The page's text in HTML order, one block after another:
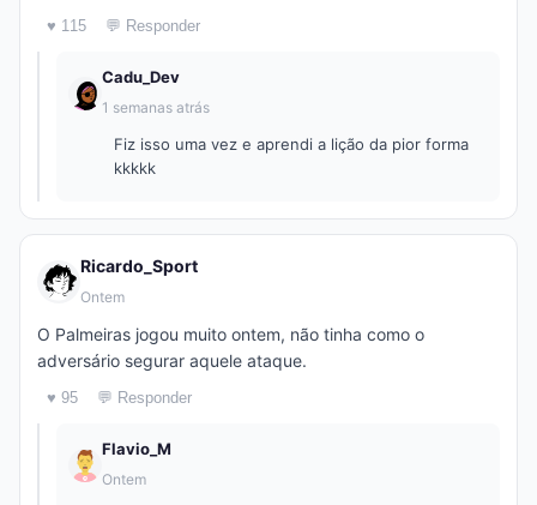
♥ 115 💬 Responder
Cadu_Dev
1 semanas atrás
Fiz isso uma vez e aprendi a lição da pior forma
kkkkk
Ricardo_Sport
Ontem
O Palmeiras jogou muito ontem, não tinha como o
adversário segurar aquele ataque.
♥ 95 💬 Responder
Flavio_M
Ontem